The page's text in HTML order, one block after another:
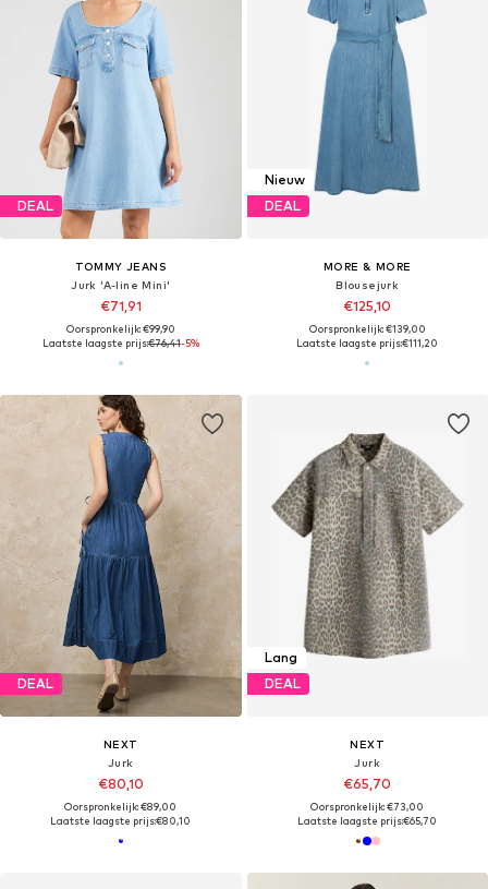
DEAL
TOMMY JEANS
Jurk 'A-line Mini'
€71,91
Oorspronkelijk: €99,90
Laatste laagste prijs:€76,41-5%
Nieuw
DEAL
MORE & MORE
Blousejurk
€125,10
Oorspronkelijk: €139,00
Laatste laagste prijs:€111,20
DEAL
NEXT
Jurk
€80,10
Oorspronkelijk: €89,00
Laatste laagste prijs:€80,10
Lang
DEAL
NEXT
Jurk
€65,70
Oorspronkelijk: €73,00
Laatste laagste prijs:€65,70